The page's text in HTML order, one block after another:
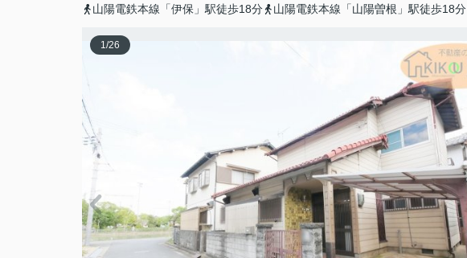
山陽電鉄本線「伊保」駅徒歩18分
山陽電鉄本線「山陽曽根」駅徒歩18分
1/26